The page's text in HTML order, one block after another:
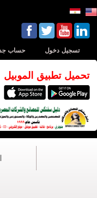
تسجيل دخول حساب
تحميل تطبيق الموبيل